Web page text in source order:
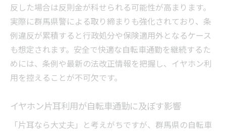
反した場合は反則金が科せられる可能性が高まります。
実際に群馬県警による取り締まりも強化されており、条
例違反が累積すると行政処分や保険適用外となるケース
も想定されます。安全で快適な自転車通勤を継続するた
めには、条例や最新の法改正情報を把握し、イヤホン利
用を控えることが不可欠です。
イヤホン片耳利用が自転車通勤に及ぼす影響
「片耳なら大丈夫」と考えがちですが、群馬県の自転車